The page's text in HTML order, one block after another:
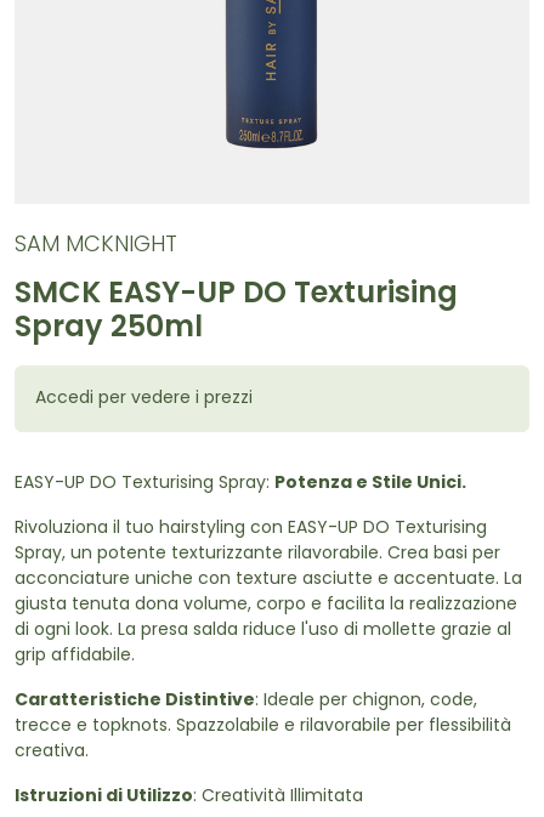
SAM MCKNIGHT
SMCK EASY-UP DO Texturising
Spray 250ml
Accedi per vedere i prezzi
EASY-UP DO Texturising Spray: Potenza e Stile Unici.
Rivoluziona il tuo hairstyling con EASY-UP DO Texturising
Spray, un potente texturizzante rilavorabile. Crea basi per
acconciature uniche con texture asciutte e accentuate. La
giusta tenuta dona volume, corpo e facilita la realizzazione
di ogni look. La presa salda riduce l'uso di mollette grazie al
grip affidabile.
Caratteristiche Distintive: Ideale per chignon, code,
trecce e topknots. Spazzolabile e rilavorabile per flessibilità
creativa.
Istruzioni di Utilizzo: Creatività Illimitata